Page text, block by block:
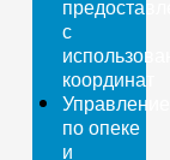
с
координат
Управление
по опеке
и